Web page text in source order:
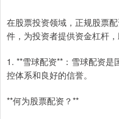
在股票投资领域，正规股票
件，为投资者提供资金杠杆，
1. **雪球配资**：雪球配资
控体系和良好的信誉。
**何为股票配资？**